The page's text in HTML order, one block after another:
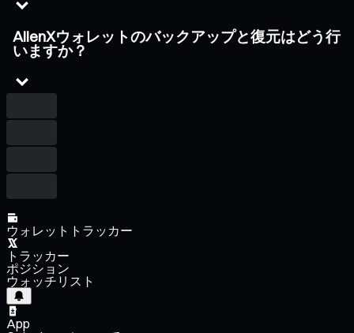
AlienXウォレットのバックアップと復元はどう行
いますか？
ウォレットトラッカー
トラッカー
ポジション
ウォッチリスト
App